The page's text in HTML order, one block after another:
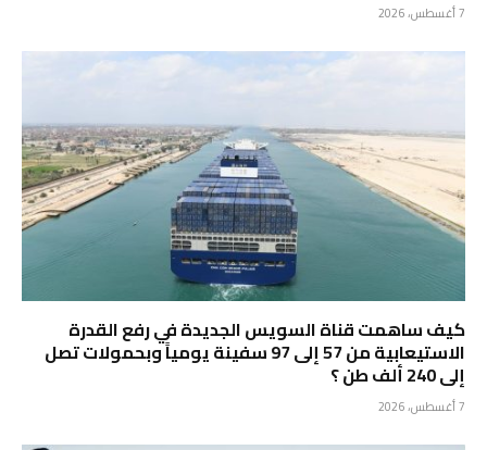
7 أغسطس، 2026
كيف ساهمت قناة السويس الجديدة في رفع القدرة
الاستيعابية من 57 إلى 97 سفينة يومياً وبحمولات تصل
إلى 240 ألف طن ؟
7 أغسطس، 2026